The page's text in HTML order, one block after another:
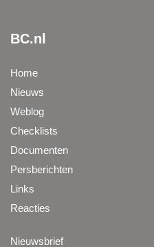
BC.nl
Home
Nieuws
Weblog
Checklists
Documenten
Persberichten
Links
Reacties
Nieuwsbrief